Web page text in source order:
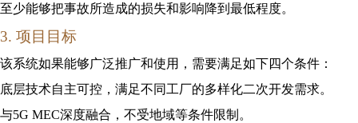
至少能够把事故所造成的损失和影响降到最低程度。
3. 项目目标
该系统如果能够广泛推广和使用，需要满足如下四个条件：
底层技术自主可控，满足不同工厂的多样化二次开发需求。
与5G MEC深度融合，不受地域等条件限制。